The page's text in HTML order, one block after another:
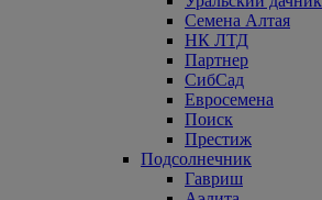
Семена Алтая
НК ЛТД
Партнер
СибСад
Евросемена
Поиск
Престиж
Подсолнечник
Гавриш